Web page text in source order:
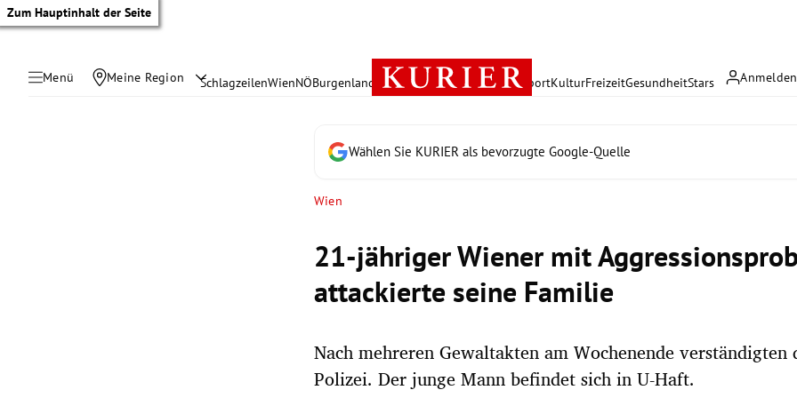
Zum Hauptinhalt der Seite
Menü Meine Region Anmelden
SchlagzeilenWienNÖBurgenland Österreich PolitikWirtschaft SportKulturFreizeitGesundheitStars
Wählen Sie KURIER als bevorzugte Google-Quelle
Wien
21-jähriger Wiener mit
attackierte seine Familie
Nach mehreren Gewaltakten am Wochenende
Polizei. Der junge Mann befindet sich in U-Haft.